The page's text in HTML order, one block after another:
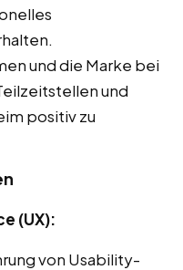
und die Marke bei
und
positiv zu
(UX):
von Usability-